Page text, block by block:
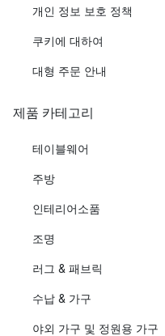
개인 정보 보호 정책
쿠키에 대하여
대형 주문 안내
제품 카테고리
테이블웨어
주방
인테리어소품
조명
러그 & 패브릭
수납 & 가구
야외 가구 및 정원용 가구